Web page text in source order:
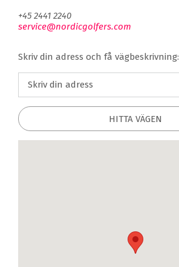
+45 2441 2240
service@nordicgolfers.com
Skriv din adress och få vägbeskrivning:
HITTA VÄGEN